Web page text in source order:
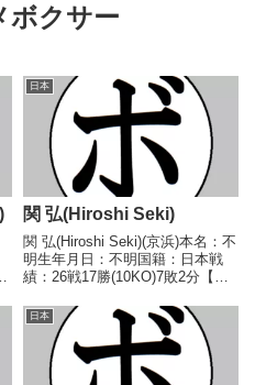
ボクサー
日本
関 弘(Hiroshi Seki)
関 弘(Hiroshi Seki)(京浜)本名：不
明生年月日：不明国籍：日本戦
績：26戦17勝(10KO)7敗2分【獲
1946/08/25 ●1RTKO 福島 五
郎(所属ジム不明)1946/09/08
○1RKO 平...
日本